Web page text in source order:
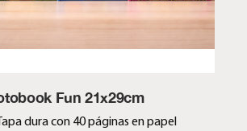
Fun 21x29cm
dura con 40 páginas en papel